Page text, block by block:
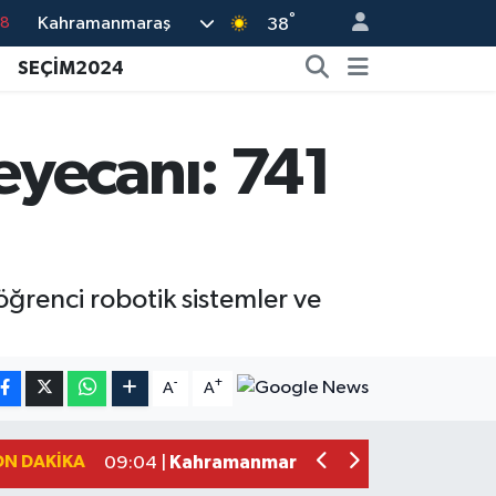
Kahramanmaraş 38°
SEÇİM2024
741
robotik sistemler ve
A- A+
DAKIKA
12:28 |
Kahramanmaraş'ta Zakkum Rüzgârı!
12:18 |
Kahramanmaraş'ta Kasten Öldürme
09:04 |
Kahramanmaraş'taki Okul
Kahramanmaraş'ta Uluslararası